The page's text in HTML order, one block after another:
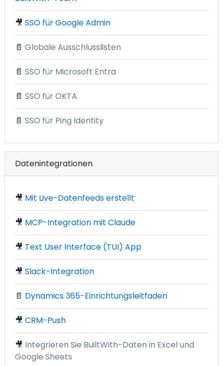
🎥 SSO für Google Admin
📄 Globale Ausschlusslisten
📄 SSO für Microsoft Entra
📄 SSO für OKTA
📄 SSO für Ping Identity
Datenintegrationen
🎥 Mit Live-Datenfeeds erstellt
🎥 MCP-Integration mit Claude
🎥 Text User Interface (TUI) App
🎥 Slack-Integration
📄 Dynamics 365-Einrichtungsleitfaden
🎥 CRM-Push
🎥 Integrieren Sie BuiltWith-Daten in Excel und
Google Sheets